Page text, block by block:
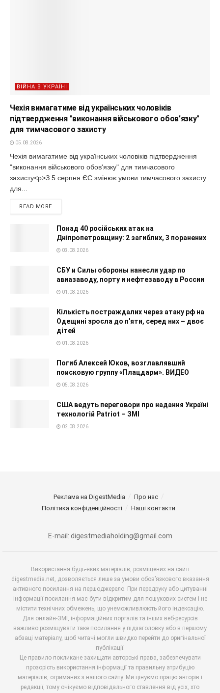
ВІЙНА В УКРАЇНІ
Чехія вимагатиме від українських чоловіків
підтвердження "виконання військового обов'язку"
для тимчасового захисту
05.08.2026
Чехія вимагатиме від українських чоловіків підтвердження
"виконання військового обов'язку" для тимчасового
захисту<p>З 5 серпня ЄС змінює умови тимчасового захисту
для...
READ MORE
Понад 40 російських атак на
Дніпропетровщину: 2 загиблих, 3 поранених
03.08.2026
СБУ и Силы обороны нанесли удар по
авиазаводу, порту и нефтезаводу в России
01.08.2026
Кількість постраждалих через атаку рф на
Одещині зросла до п'яти, серед них – двоє
дітей
01.08.2026
Погиб Алексей Юков, возглавлявший
поисковую группу «Плацдарм». ВИДЕО
05.08.2026
США ведуть переговори про надання Україні
технологій Patriot – ЗМІ
02.08.2026
Реклама на DigestMedia
Про нас
Політика конфіденційності
Наші контакти
E-mail: digestmediaholding@gmail.com
Використання будь-яких матеріалів, розміщених на сайті
digestmedia.net, дозволяється лише за умови обов’язкового вказання
активного посилання на першоджерело. При передруку або цитуванні
інформації посилання має бути відкритим для пошукових систем і не
містити технічних обмежень, що унеможливлюють його індексацію.
Для онлайн-ЗМІ, інформаційних порталів та інших веб-ресурсів
важливо розміщувати таке посилання у підзаголовку або в першому
абзаці матеріалу, щоб читачі могли швидко перейти до оригінальної
публікації.
Це правило покликане захищати авторські права, забезпечувати
прозорість використання інформації та правильну атрибуцію
матеріалів, отриманих з нашого сайту. Ми цінуємо працю авторів і
редакції, тому очікуємо відповідального ставлення від усіх, хто